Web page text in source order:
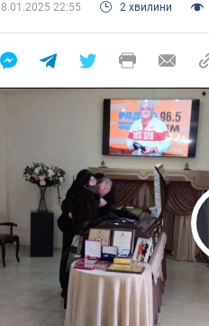
8.01.2025 22:55
2 хвилини